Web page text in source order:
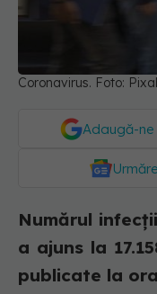
Coronavirus. Foto:
Adaugă-
Numărul
a ajuns la
publicate la